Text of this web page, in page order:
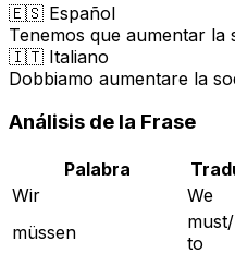
🇪🇸 Español
Tenemos que aumentar la
🇮🇹 Italiano
Dobbiamo aumentare la
Análisis de la Frase
Palabra
Wir
We
müssen
to